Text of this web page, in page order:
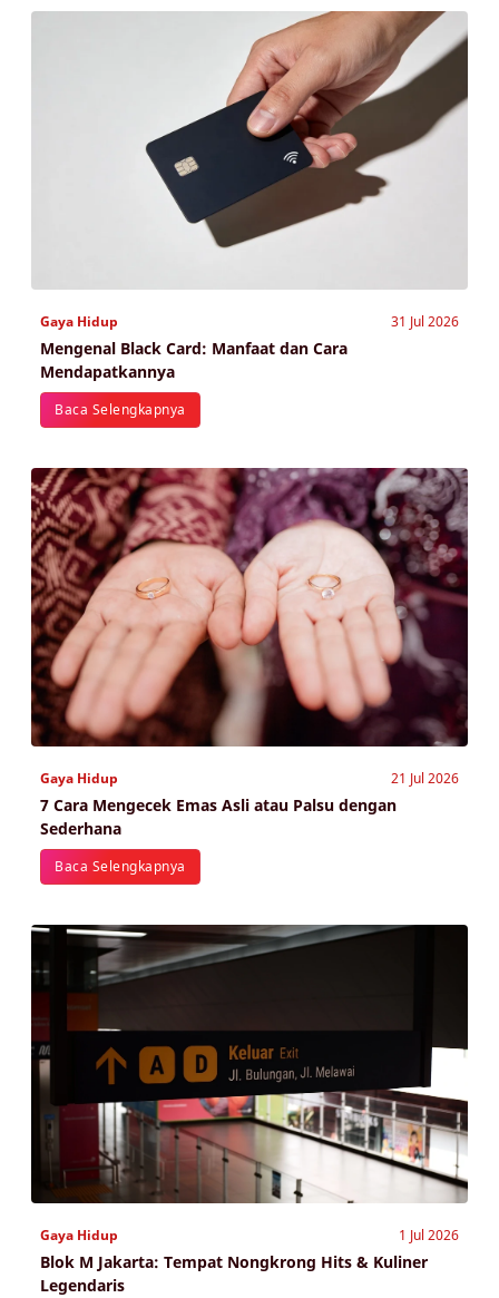
Gaya Hidup 31 Jul 2026
Mengenal Black Card: Manfaat dan Cara
Mendapatkannya
Baca Selengkapnya
Gaya Hidup 21 Jul 2026
7 Cara Mengecek Emas Asli atau Palsu dengan
Sederhana
Baca Selengkapnya
Gaya Hidup 1 Jul 2026
Blok M Jakarta: Tempat Nongkrong Hits & Kuliner
Legendaris